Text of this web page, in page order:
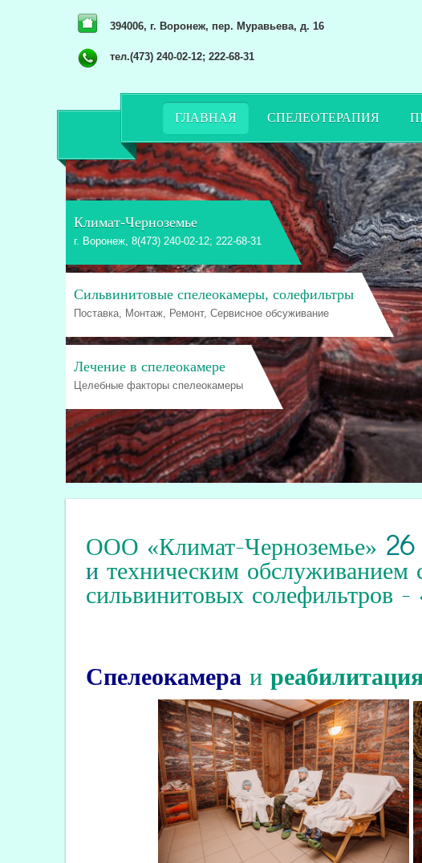
394006, г. Воронеж, пер. Муравьева, д. 16
тел.(473) 240-02-12; 222-68-31
ГЛАВНАЯ СПЕЛЕОТЕРАПИЯ
Климат-Черноземье
г. Воронеж, 8(473) 240-02-12; 222-68-31
Сильвинитовые спелеокамеры, солефильтры
Поставка, Монтаж, Ремонт, Сервисное обсуживание
Лечение в спелеокамере
Целебные факторы спелеокамеры
ООО «Климат-Черноземье» 26
и техническим обслуживанием
сильвинитовых солефильтров -
Спелеокамера и